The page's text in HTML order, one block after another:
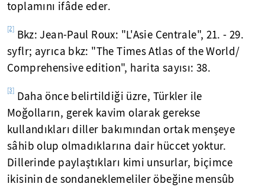
toplamını ifâde eder.
[2] Bkz: Jean-Paul Roux: "L'Asie Centrale", 21. - 29.
syflr; ayrıca bkz: "The Times Atlas of the World/
Comprehensive edition", harita sayısı: 38.
[3] Daha önce belirtildiği üzre, Türkler ile
Moğolların, gerek kavim olarak gerekse
kullandıkları diller bakımından ortak menşeye
sâhib olup olmadıklarına dair hüccet yoktur.
Dillerinde paylaştıkları kimi unsurlar, biçimce
ikisinin de sondaneklemeliler öbeğine mensûb